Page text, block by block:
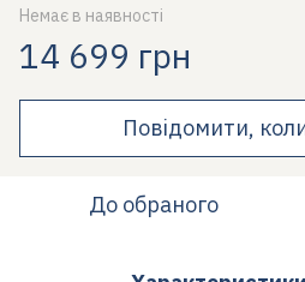
Немає в наявності
14 699 грн
Повідомити,
До обраного